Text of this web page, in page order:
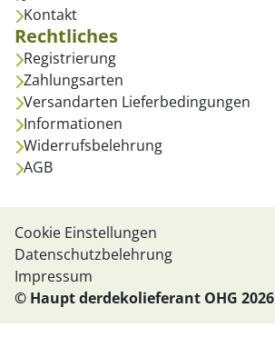
Kontakt
Rechtliches
Registrierung
Zahlungsarten
Versandarten Lieferbedingungen
Informationen
Widerrufsbelehrung
AGB
© Haupt derdekolieferant OHG 2026
Cookie Einstellungen
Datenschutzbelehrung
Impressum